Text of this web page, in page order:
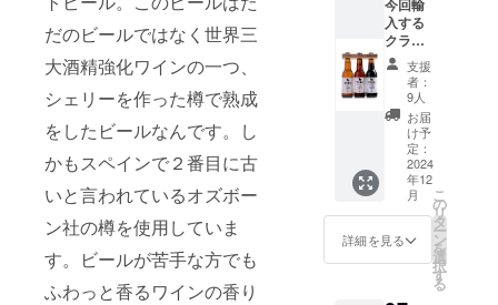
だのビールではなく世界三
大酒精強化ワインの一つ、
シェリーを作った樽で熟成
をしたビールなんです。し
かもスペインで２番目に古
いと言われているオズボー
ン社の樽を使用していま
す。ビールが苦手な方でも
ふわっと香るワインの香り
母。
（グル
テンが
含まれ
ていま
す）
「原材
料及び
添加物
等の食
品表示
はお届
のラベ
ルに表
料理な
どと相
性抜
群。無
濾過。
アル
コール
度数6.5
パーセ
ント。
原材
料：
水、大
麦麦
透明感
がある
インペ
リアル
スタウ
ト。程
よい苦
味の
ホップ
とトー
スト、
チョコ
レー
ト、
今回輸
入する
クラフ
トビー
ル3種×
各6本
セット
（計18
本）
TORO
PILSEN
FINO
330ml
定価
支援
者：
9人
お届
け予
定：
2024
年12
月
詳細を見る
こ
の
リ
タ
ー
ン
を
選
択
す
る